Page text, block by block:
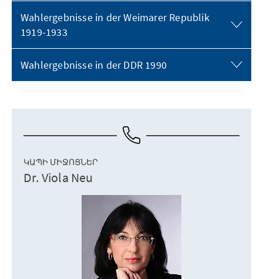
Wahlergebnisse in der Weimarer Republik
1919-1933
Wahlergebnisse in der DDR 1990
ԿԱՊԻ ՄԻՋՈՑՆԵՐ
Dr. Viola Neu